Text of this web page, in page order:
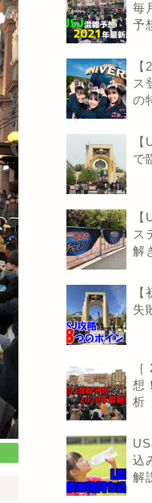
毎
予
ス
の
で
ス
解
失
想
析
込
解